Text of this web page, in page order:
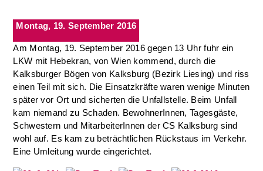
Montag, 19. September 2016
Am Montag, 19. September 2016 gegen 13 Uhr fuhr ein
LKW mit Hebekran, von Wien kommend, durch die
Kalksburger Bögen von Kalksburg (Bezirk Liesing) und riss
einen Teil mit sich. Die Einsatzkräfte waren wenige Minuten
später vor Ort und sicherten die Unfallstelle. Beim Unfall
kam niemand zu Schaden. BewohnerInnen, Tagesgäste,
Schwestern und MitarbeiterInnen der CS Kalksburg sind
wohl auf. Es kam zu beträchtlichen Rückstaus im Verkehr.
Eine Umleitung wurde eingerichtet.